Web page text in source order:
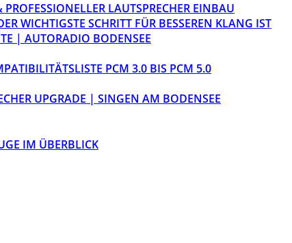
LAUTSPRECHER EINBAU
WICHTIGSTE SCHRITT FÜR BESSEREN KLANG IST
| AUTORADIO BODENSEE
PCM 3.0 BIS PCM 5.0
UPGRADE | SINGEN AM BODENSEE
IM ÜBERBLICK